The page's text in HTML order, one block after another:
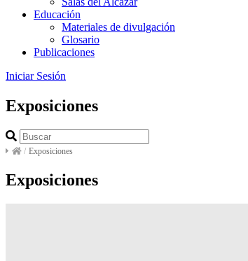
Educación
Materiales de divulgación
Glosario
Publicaciones
Iniciar Sesión
Exposiciones
/ Exposiciones
Exposiciones